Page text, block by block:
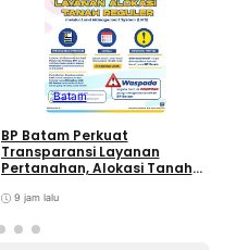
Batam
BP Batam Perkuat
Transparansi Layanan
Pertanahan, Alokasi Tanah
LMS9 jam lalu